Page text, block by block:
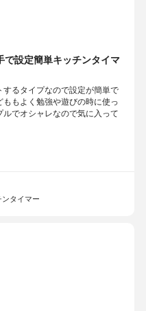
設定簡単キッチンタイマ
するタイプなので設定が簡単で
もよく勉強や遊びの時に使っ
でオシャレなので気に入って
タイマー